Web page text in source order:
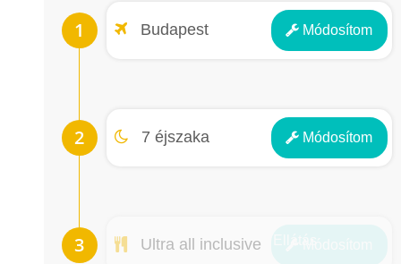
Budapest Módosítom
Repülőtér
7 éjszaka Módosítom
Éjszakák
Ultra all inclusive